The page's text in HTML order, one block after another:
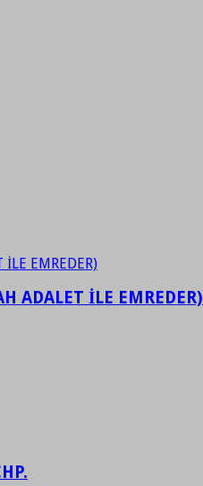
ADALET İLE EMREDER)